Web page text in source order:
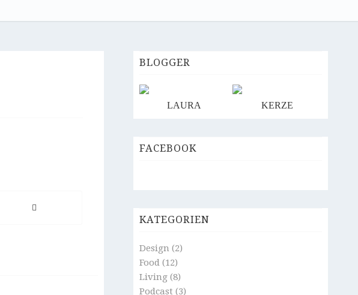
BLOGGER
LAURA KERZE
FACEBOOK
KATEGORIEN
Design(2)
Food(12)
Living(8)
Podcast (3)